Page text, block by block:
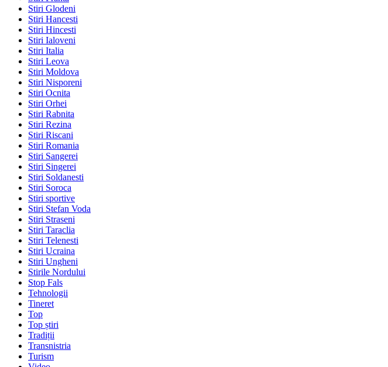
Stiri Glodeni
Stiri Hancesti
Stiri Hincesti
Stiri Ialoveni
Stiri Italia
Stiri Leova
Stiri Moldova
Stiri Nisporeni
Stiri Ocnita
Stiri Orhei
Stiri Rabnita
Stiri Rezina
Stiri Riscani
Stiri Romania
Stiri Sangerei
Stiri Singerei
Stiri Soldanesti
Stiri Soroca
Stiri sportive
Stiri Stefan Voda
Stiri Straseni
Stiri Taraclia
Stiri Telenesti
Stiri Ucraina
Stiri Ungheni
Stirile Nordului
Stop Fals
Tehnologii
Tineret
Top
Top știri
Tradiții
Transnistria
Turism